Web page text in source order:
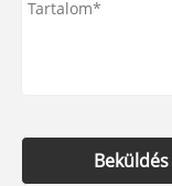
Beküldés